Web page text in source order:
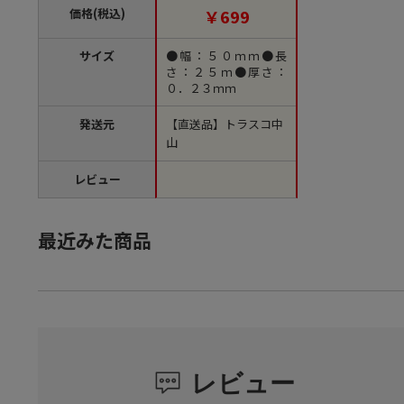
価格(税込)
サイズ
発送元
レビュー
￥699
●幅：５０ｍｍ●長
さ：２５ｍ●厚さ：
０．２３ｍｍ
【直送品】トラスコ中
山
最近みた商品
レビュー